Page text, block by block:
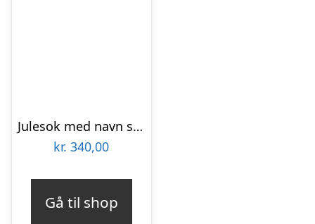
Julesok med navn smalle hvide striber
kr. 340,00
Gå til shop